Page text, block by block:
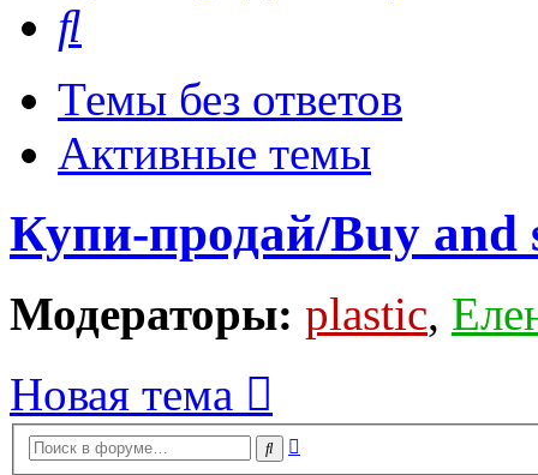
Темы без ответов
Активные темы
Купи-продай/Buy and
Модераторы: plastic,
Новая тема
Поиск